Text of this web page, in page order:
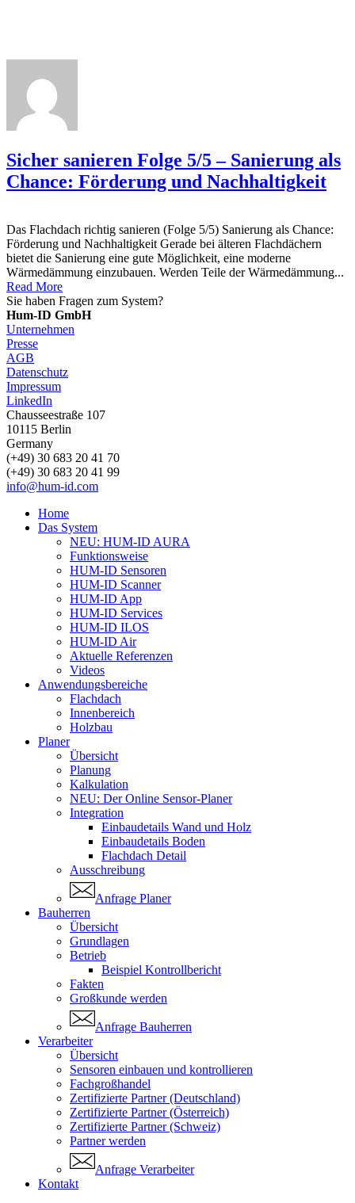
Sicher sanieren Folge 5/5 – Sanierung als
Chance: Förderung und Nachhaltigkeit
Das Flachdach richtig sanieren (Folge 5/5) Sanierung als Chance:
Förderung und Nachhaltigkeit Gerade bei älteren Flachdächern
bietet die Sanierung eine gute Möglichkeit, eine moderne
Wärmedämmung einzubauen. Werden Teile der Wärmedämmung...
Read More
Sie haben Fragen zum System?
Hum-ID GmbH
Unternehmen
Presse
AGB
Datenschutz
Impressum
LinkedIn
Chausseestraße 107
10115 Berlin
Germany
(+49) 30 683 20 41 70
(+49) 30 683 20 41 99
info@hum-id.com
Close
Menu
Home
Das System
NEU: HUM-ID AURA
Funktionsweise
HUM-ID Sensoren
HUM-ID Scanner
HUM-ID App
HUM-ID Services
HUM-ID ILOS
HUM-ID Air
Aktuelle Referenzen
Videos
Anwendungsbereiche
Flachdach
Innenbereich
Holzbau
Planer
Übersicht
Planung
Kalkulation
NEU: Der Online Sensor-Planer
Integration
Einbaudetails Wand und Holz
Einbaudetails Boden
Flachdach Detail
Ausschreibung
Anfrage Planer
Bauherren
Übersicht
Grundlagen
Betrieb
Beispiel Kontrollbericht
Fakten
Großkunde werden
Anfrage Bauherren
Verarbeiter
Übersicht
Sensoren einbauen und kontrollieren
Fachgroßhandel
Zertifizierte Partner (Deutschland)
Zertifizierte Partner (Österreich)
Zertifizierte Partner (Schweiz)
Partner werden
Anfrage Verarbeiter
Kontakt